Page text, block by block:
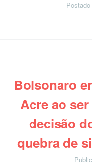
Postado
Bolsonaro
Acre ao
decisão
quebra de